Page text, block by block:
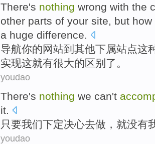
There's nothing wrong with the
other parts of your site, but how
a huge difference.
导航你的网站到 其他下属站点这
实现这就有很大的区别 了。
youdao
There's nothing we can't
it.
只要我们下定决心去做， 就没有
youdao